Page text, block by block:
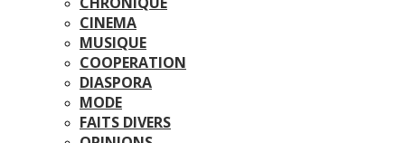
CINEMA
MUSIQUE
COOPERATION
DIASPORA
MODE
FAITS DIVERS